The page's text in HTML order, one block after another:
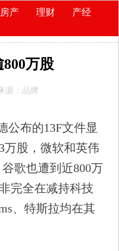
房产 理财
产经
万股
源：品牌
公布的13F文件显
万股，微软和英伟
歌也遭到近800万
完全在减持科技
、特斯拉均在其